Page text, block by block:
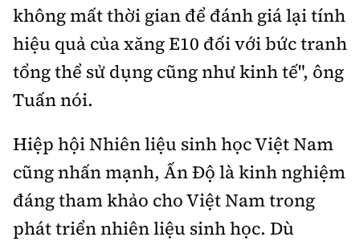
không mất thời gian để đánh giá lại tính
hiệu quả của xăng E10 đối với bức tranh
tổng thể sử dụng cũng như kinh tế", ông
Tuấn nói.
Hiệp hội Nhiên liệu sinh học Việt Nam
cũng nhấn mạnh, Ấn Độ là kinh nghiệm
đáng tham khảo cho Việt Nam trong
phát triển nhiên liệu sinh học. Dù